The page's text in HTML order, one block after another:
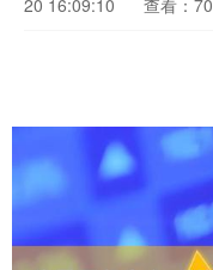
20 16:09:10
查看：70